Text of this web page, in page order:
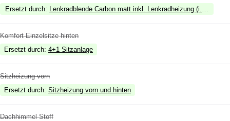
Ersetzt durch: Lenkradblende Carbon matt inkl. Lenkradheizung (i.V.m.
Komfort-Einzelsitze hinten
Ersetzt durch: 4+1 Sitzanlage
Sitzheizung vorn
Ersetzt durch: Sitzheizung vorn und hinten
Dachhimmel Stoff